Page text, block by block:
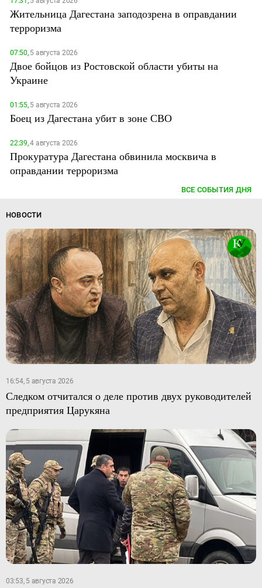
Жительница Дагестана заподозрена в оправдании
терроризма
07:50,5 августа 2026
Двое бойцов из Ростовской области убиты на
Украине
01:55,5 августа 2026
Боец из Дагестана убит в зоне СВО
22:39,4 августа 2026
Прокуратура Дагестана обвинила москвича в
оправдании терроризма
ВСЕ СОБЫТИЯ ДНЯ
НОВОСТИ
16:54, 5 августа 2026
Следком отчитался о деле против двух руководителей
предприятия Царукяна
03:53, 5 августа 2026